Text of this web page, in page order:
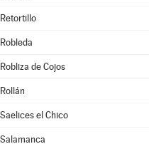
Retortillo
Robleda
Robliza de Cojos
Rollán
Saelices el Chico
Salamanca